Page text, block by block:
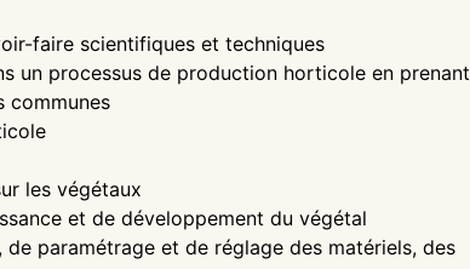
faire scientifiques et techniques
un processus de production horticole en prenant
communes
les végétaux
et de développement du végétal
de paramétrage et de réglage des matériels, des